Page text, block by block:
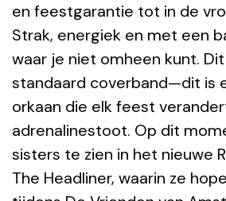
en feestgarantie tot in de
Strak, energiek en met een
waar je niet omheen kunt.
standaard coverband—dit is
orkaan die elk feest
adrenalinestoot. Op dit
sisters te zien in het nieuwe
The Headliner, waarin ze